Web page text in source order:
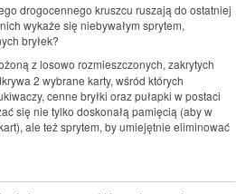
drogocennego kruszcu ruszają do ostatniej
wykaże się niebywałym sprytem,
bryłek?
z losowo rozmieszczonych, zakrytych
2 wybrane karty, wśród których
cenne bryłki oraz pułapki w postaci
się nie tylko doskonałą pamięcią (aby w
ale też sprytem, by umiejętnie eliminować